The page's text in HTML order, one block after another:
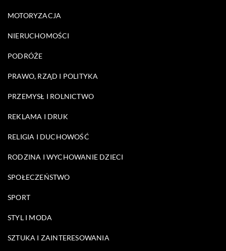
MOTORYZACJA
NIERUCHOMOŚCI
PODRÓŻE
PRAWO, RZĄD I POLITYKA
PRZEMYSŁ I ROLNICTWO
REKLAMA I DRUK
RELIGIA I DUCHOWOŚĆ
RODZINA I WYCHOWANIE DZIECI
SPOŁECZEŃSTWO
SPORT
STYL I MODA
SZTUKA I ZAINTERESOWANIA